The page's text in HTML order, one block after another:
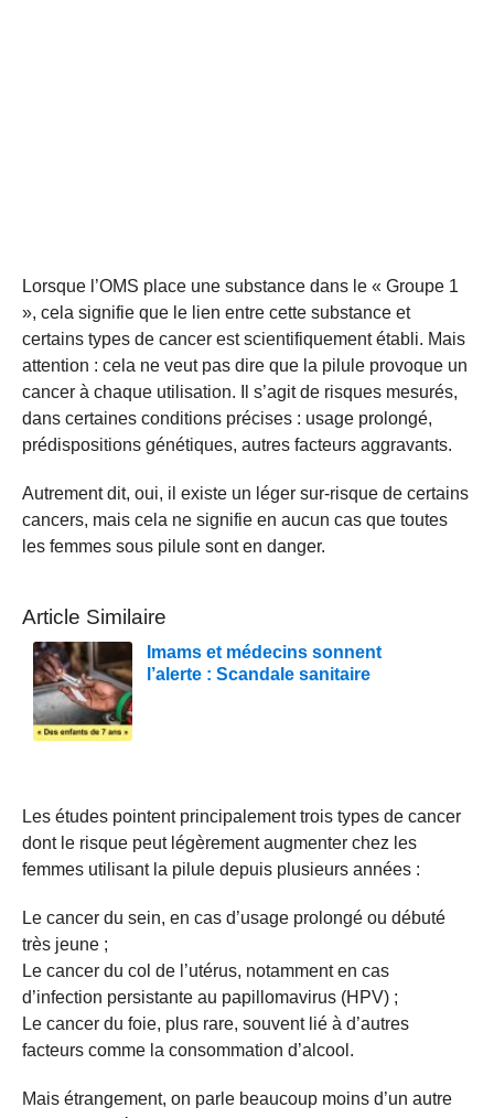
Lorsque l’OMS place une substance dans le « Groupe 1
», cela signifie que le lien entre cette substance et
certains types de cancer est scientifiquement établi. Mais
attention : cela ne veut pas dire que la pilule provoque un
cancer à chaque utilisation. Il s’agit de risques mesurés,
dans certaines conditions précises : usage prolongé,
prédispositions génétiques, autres facteurs aggravants.
Autrement dit, oui, il existe un léger sur-risque de certains
cancers, mais cela ne signifie en aucun cas que toutes
les femmes sous pilule sont en danger.
Article Similaire
Imams et médecins sonnent
l’alerte : Scandale sanitaire
Les études pointent principalement trois types de cancer
dont le risque peut légèrement augmenter chez les
femmes utilisant la pilule depuis plusieurs années :
Le cancer du sein, en cas d’usage prolongé ou débuté
très jeune ;
Le cancer du col de l’utérus, notamment en cas
d’infection persistante au papillomavirus (HPV) ;
Le cancer du foie, plus rare, souvent lié à d’autres
facteurs comme la consommation d’alcool.
Mais étrangement, on parle beaucoup moins d’un autre